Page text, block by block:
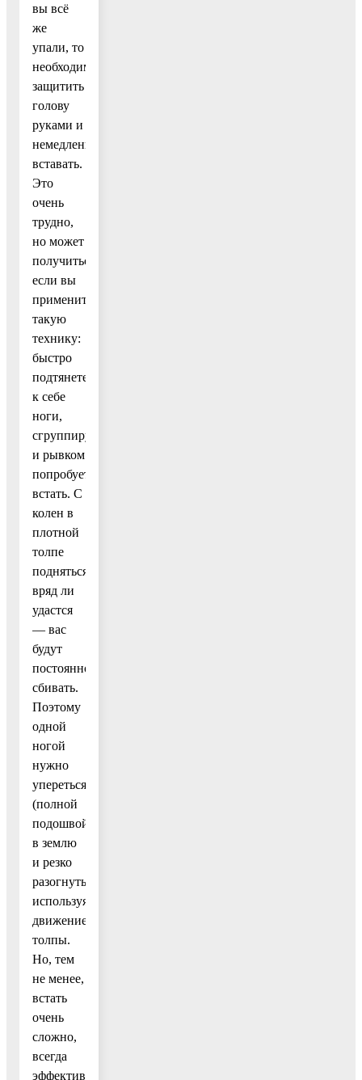
вы всё
же
упали, то
необходимо
защитить
голову
руками и
немедленно
вставать.
Это
очень
трудно,
но может
получиться,
если вы
примените
такую
технику:
быстро
подтянете
к себе
ноги,
сгруппируетесь
и рывком
попробуете
встать. С
колен в
плотной
толпе
подняться
вряд ли
удастся
— вас
будут
постоянно
сбивать.
Поэтому
одной
ногой
нужно
упереться
(полной
подошвой)
в землю
и резко
разогнуться,
используя
движение
толпы.
Но, тем
не менее,
встать
очень
сложно,
всегда
эффективнее